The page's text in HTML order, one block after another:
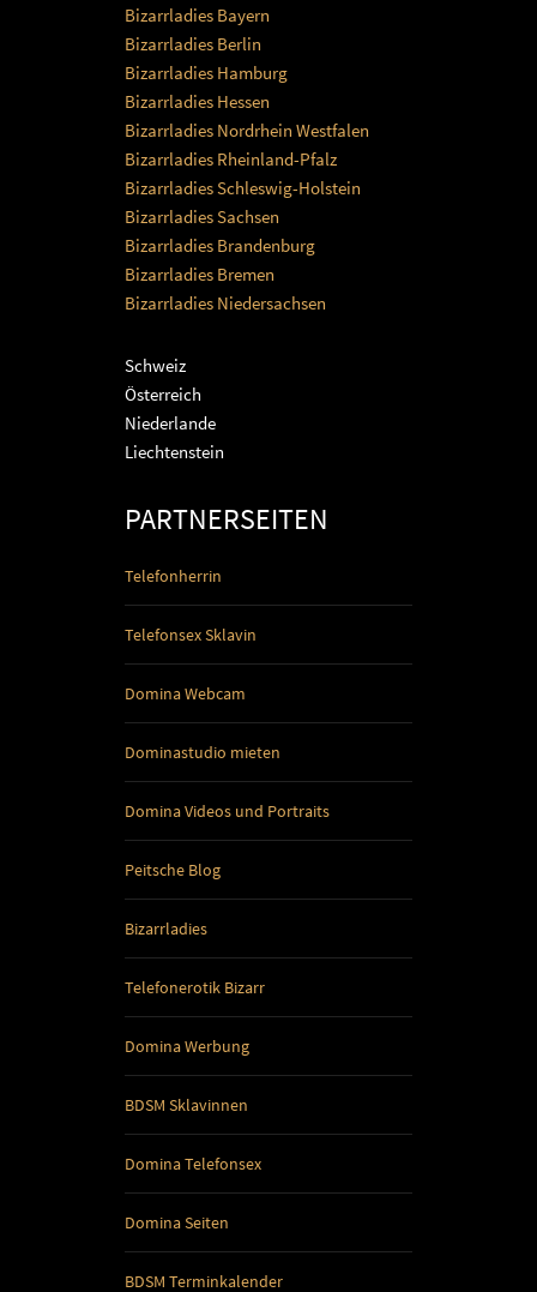
Bizarrladies Bayern
Bizarrladies Berlin
Bizarrladies Hamburg
Bizarrladies Hessen
Bizarrladies Nordrhein Westfalen
Bizarrladies Rheinland-Pfalz
Bizarrladies Schleswig-Holstein
Bizarrladies Sachsen
Bizarrladies Brandenburg
Bizarrladies Bremen
Bizarrladies Niedersachsen
Schweiz
Österreich
Niederlande
Liechtenstein
PARTNERSEITEN
Telefonherrin
Telefonsex Sklavin
Domina Webcam
Dominastudio mieten
Domina Videos und Portraits
Peitsche Blog
Bizarrladies
Telefonerotik Bizarr
Domina Werbung
BDSM Sklavinnen
Domina Telefonsex
Domina Seiten
BDSM Terminkalender